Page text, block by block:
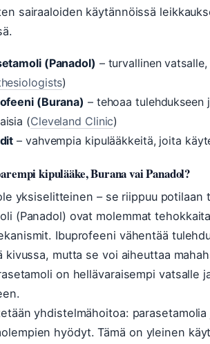
sairaaloiden käytännöissä
(Panadol) – turvallinen
)
(Burana) – tehoaa
(Cleveland Clinic)
– vahvempia kipulääkkeitä, joita
kipulääke, Burana vai Panadol?
yksiselitteinen – se riippuu
(Panadol) ovat molemmat
Ibuprofeeni vähentää
kivussa, mutta se voi aiheuttaa
on hellävaraisempi vatsalle
yhdistelmähoitoa:
hyödyt. Tämä on yleinen